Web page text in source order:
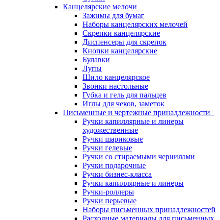
Канцелярские мелочи
Зажимы для бумаг
Наборы канцелярских мелочей
Скрепки канцелярские
Диспенсеры для скрепок
Кнопки канцелярские
Булавки
Лупы
Шило канцелярское
Звонки настольные
Губка и гель для пальцев
Иглы для чеков, заметок
Письменные и чертежные принадлежности
Ручки капиллярные и линеры
художественные
Ручки шариковые
Ручки гелевые
Ручки со стираемыми чернилами
Ручки подарочные
Ручки бизнес-класса
Ручки капиллярные и линеры
Ручки-роллеры
Ручки перьевые
Наборы письменных принадлежностей
Расходные материалы для письменных